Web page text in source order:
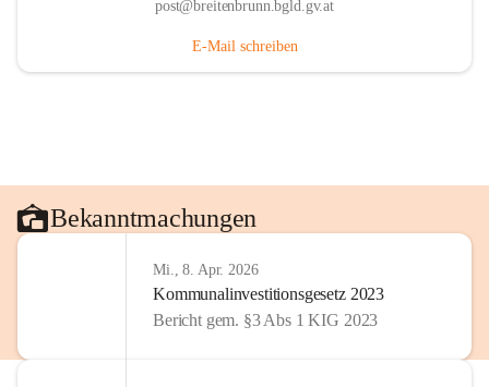
post@breitenbrunn.bgld.gv.at
E-Mail schreiben
Bekanntmachungen
Mi., 8. Apr. 2026
Kommunalinvestitionsgesetz 2023
Bericht gem. §3 Abs 1 KIG 2023